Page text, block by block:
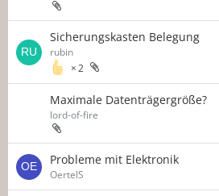
Sicherungskasten Belegung
2
rubin
Maximale Datenträgergröße?
lord-of-fire
Probleme mit Elektronik
OertelS